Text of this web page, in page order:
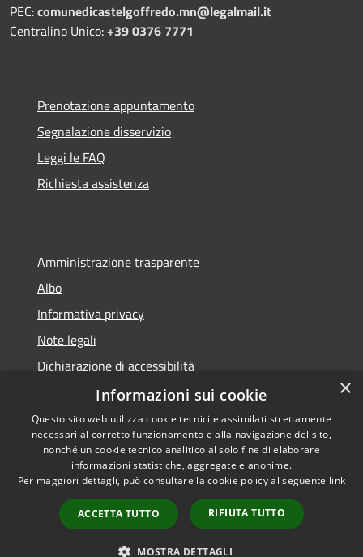
PEC:comunedicastelgoffredo.mn@legalmail.it
Centralino Unico:+39 0376 7771
Prenotazione appuntamento
Segnalazione disservizio
Leggi le FAQ
Richiesta assistenza
Amministrazione trasparente
Albo
Informativa privacy
Note legali
Dichiarazione di accessibilità
Piano di miglioramento
RSS
Accessibilità
Copyright © 2026 • Comune di
Castel Goffredo • Powered by
Municipium•
Accesso
redazione
×
Informazioni sui cookie
Questo sito web utilizza cookie tecnici e assimilati strettamente
necessari al corretto funzionamento e alla navigazione del sito,
nonché un cookie tecnico analitico al solo fine di elaborare
informazioni statistiche, aggregate e anonime.
Per maggiori dettagli, può consultare la cookie policy al seguente link
ACCETTA TUTTO RIFIUTA TUTTO
MOSTRA DETTAGLI